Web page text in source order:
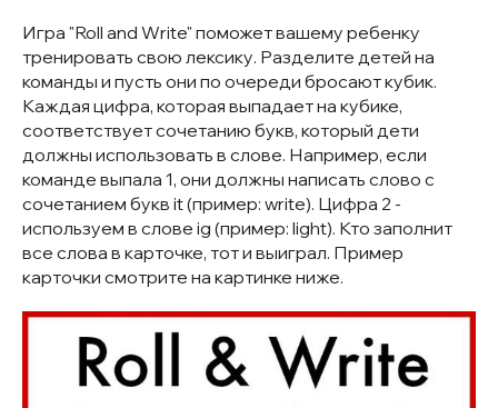
Игра "Roll and Write" поможет вашему ребенку
тренировать свою лексику. Разделите детей на
команды и пусть они по очереди бросают кубик.
Каждая цифра, которая выпадает на кубике,
соответствует сочетанию букв, который дети
должны использовать в слове. Например, если
команде выпала 1, они должны написать слово с
сочетанием букв it (пример: write). Цифра 2 -
используем в слове ig (пример: light). Кто заполнит
все слова в карточке, тот и выиграл. Пример
карточки смотрите на картинке ниже.